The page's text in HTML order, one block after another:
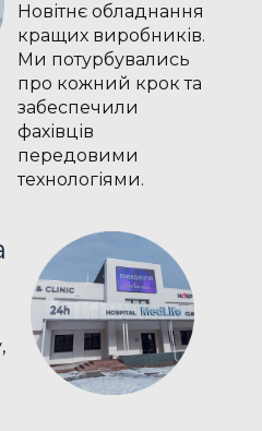
Новітнє обладнання
кращих виробників.
Ми потурбувались
про кожний крок та
забеспечили
фахівців
передовими
технологіями.